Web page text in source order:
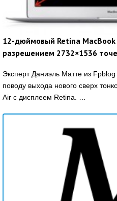
12-дюймовый Retina MacBook
разрешением 2732×1536
Эксперт Даниэль Матте из
поводу выхода нового сверх
Air с дисплеем Retina. …